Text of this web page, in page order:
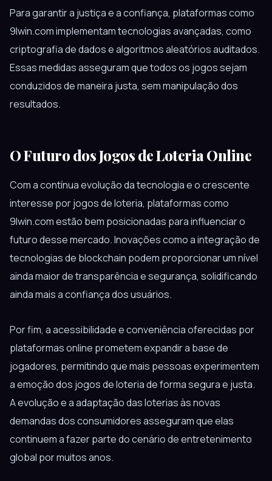
Para garantir a justiça e a confiança, plataformas como
9lwin.com implementam tecnologias avançadas, como
criptografia de dados e algoritmos aleatórios auditados.
Essas medidas asseguram que todos os jogos sejam
conduzidos de maneira justa, sem manipulação dos
resultados.
O Futuro dos Jogos de Loteria Online
Com a contínua evolução da tecnologia e o crescente
interesse por jogos de loteria, plataformas como
9lwin.com estão bem posicionadas para influenciar o
futuro desse mercado. Inovações como a integração de
tecnologias de blockchain podem proporcionar um nível
ainda maior de transparência e segurança, solidificando
ainda mais a confiança dos usuários.
Por fim, a acessibilidade e conveniência oferecidas por
plataformas online prometem expandir a base de
jogadores, permitindo que mais pessoas experimentem
a emoção dos jogos de loteria de forma segura e justa.
A evolução e a adaptação das loterias às novas
demandas dos consumidores asseguram que elas
continuem a fazer parte do cenário de entretenimento
global por muitos anos.